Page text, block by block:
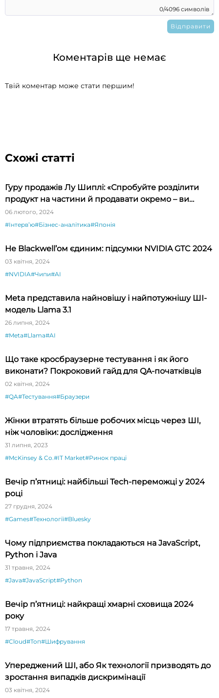
0/4096 символів
Коментарів ще немає
Твій коментар може стати першим!
Схожі статті
Гуру продажів Лу Шиплі: «Спробуйте розділити
продукт на частини й продавати окремо – ви
будете вражені»
06 лютого, 2024
#Інтервʼю#Бізнес-аналітика#Японія
Не Blackwell’ом єдиним: підсумки NVIDIA GTC 2024
03 квітня, 2024
#NVIDIA#Чипи#AI
Meta представила найновішу і найпотужнішу ШІ-
модель Llama 3.1
26 липня, 2024
#Meta#Llama#AI
Що таке кросбраузерне тестування і як його
виконати? Покроковий гайд для QA-початківців
02 квітня, 2024
#QA#Тестування#Браузери
Жінки втратять більше робочих місць через ШІ,
ніж чоловіки: дослідження
31 липня, 2023
#McKinsey & Co.#IT Market#Ринок праці
Вечір п’ятниці: найбільші Tech-переможці у 2024
році
27 грудня, 2024
#Games#Технології#Bluesky
Чому підприємства покладаються на JavaScript,
Python і Java
31 травня, 2024
#Java#JavaScript#Python
Вечір п’ятниці: найкращі хмарні сховища 2024
року
17 травня, 2024
#Cloud#Топ#Шифрування
Упереджений ШІ, або Як технології призводять до
зростання випадків дискримінації
03 квітня, 2024